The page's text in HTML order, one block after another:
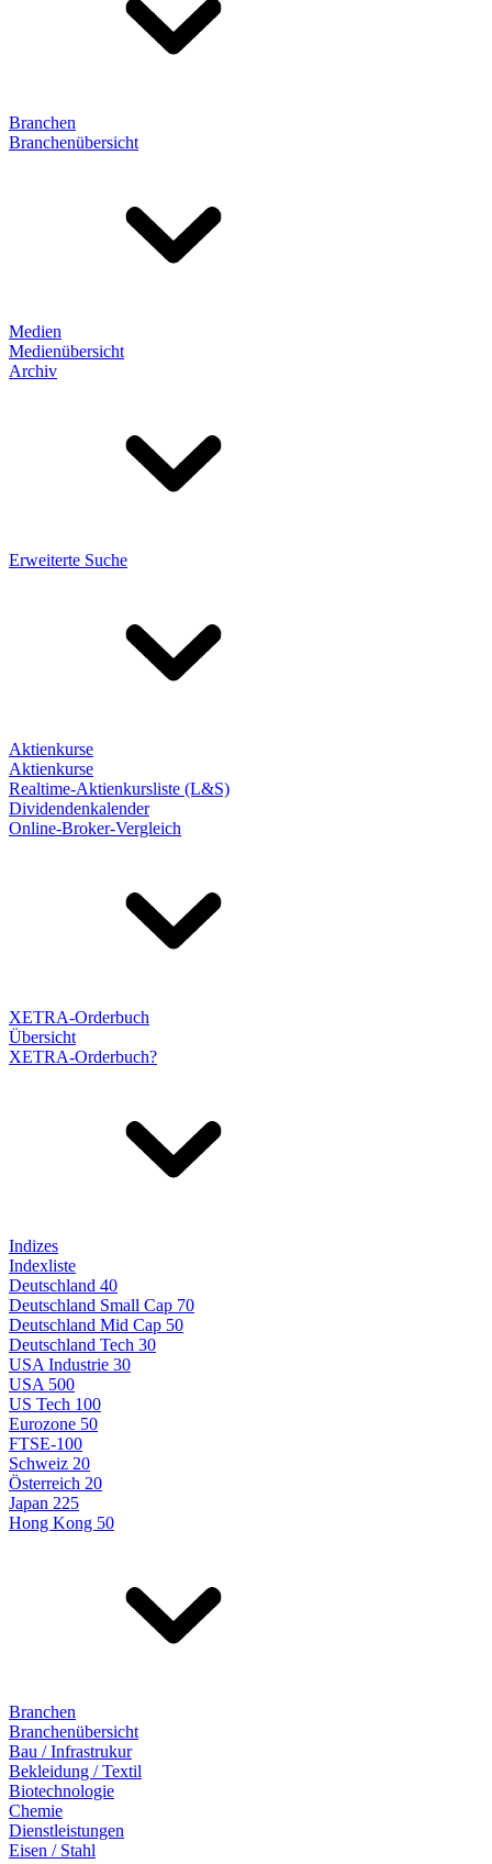
Branchen
Branchenübersicht
Medien
Medienübersicht
Archiv
Erweiterte Suche
Aktienkurse
Aktienkurse
Realtime-Aktienkursliste (L&S)
Dividendenkalender
Online-Broker-Vergleich
XETRA-Orderbuch
Übersicht
XETRA-Orderbuch?
Indizes
Indexliste
Deutschland 40
Deutschland Small Cap 70
Deutschland Mid Cap 50
Deutschland Tech 30
USA Industrie 30
USA 500
US Tech 100
Eurozone 50
FTSE-100
Schweiz 20
Österreich 20
Japan 225
Hong Kong 50
Branchen
Branchenübersicht
Bau / Infrastrukur
Bekleidung / Textil
Biotechnologie
Chemie
Dienstleistungen
Eisen / Stahl